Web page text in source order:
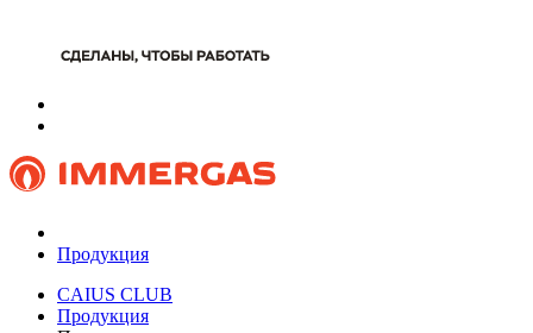
Продукция
CAIUS CLUB
Продукция